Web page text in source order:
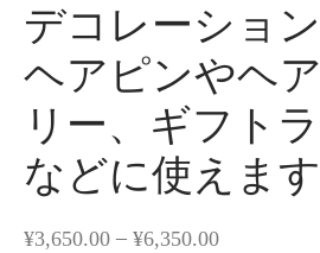
デコレーション
ヘアピンやヘ
リー、ギフト
などに使えます
¥3,650.00 – ¥6,350.00